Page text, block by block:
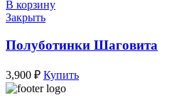
2,600 ₽.
В корзину
Закрыть
Полуботинки Шаговита
3,900 ₽ Купить